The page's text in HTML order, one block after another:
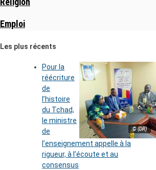
Emploi
Les plus récents
© (DR)
Pour la
réécriture
de
l’histoire
du Tchad,
le ministre
de
l’enseignement appelle à la
rigueur, à l’écoute et au
consensus